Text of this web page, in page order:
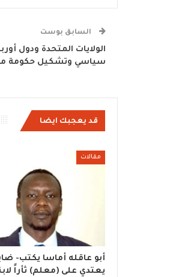
السابق بوست
سياسي وتشكيل حكومة
قد يعجبك ايضا
مقالات
أبو عاقله أماسا يكتب-
يعتدي على (معلم) ثأراً